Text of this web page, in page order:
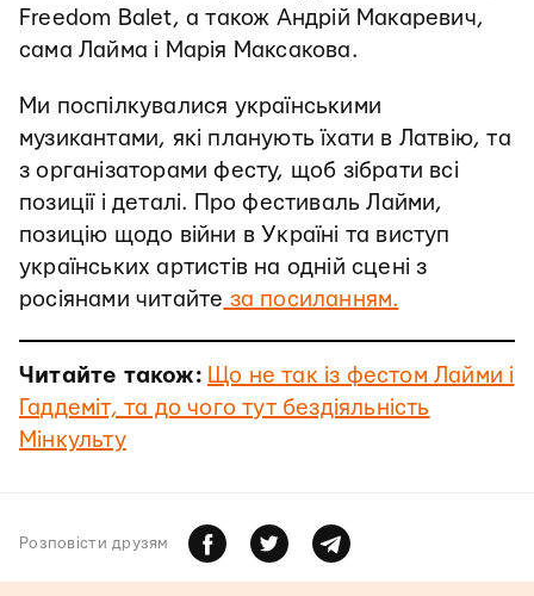
Freedom Balet, а також Андрій Макаревич,
сама Лайма і Марія Максакова.
Ми поспілкувалися українськими
музикантами, які планують їхати в Латвію, та
з організаторами фесту, щоб зібрати всі
позиції і деталі. Про фестиваль Лайми,
позицію щодо війни в Україні та виступ
українських артистів на одній сцені з
росіянами читайте за посиланням.
Читайте також: Що не так із фестом Лайми і
Гаддеміт, та до чого тут бездіяльність
Мінкульту
Розповiсти друзям